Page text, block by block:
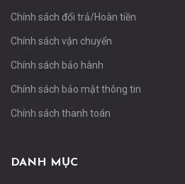
Chính sách đổi trả/Hoàn tiền
Chính sách vận chuyển
Chính sách bảo hành
Chính sách bảo mật thông tin
Chính sách thanh toán
DANH MỤC